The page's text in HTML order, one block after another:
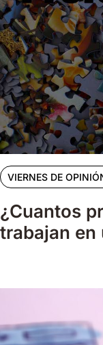
VIERNES DE
¿Cuantos
trabajan en